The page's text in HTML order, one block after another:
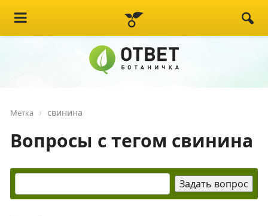
Метка свинина
Вопросы с тегом свинина